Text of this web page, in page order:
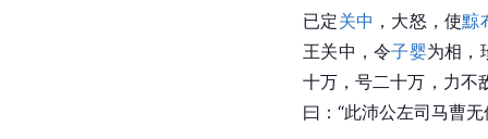
已定关中 ，大怒，使黥
王关中 ，令子婴为相，
十万，号二十万，力不
曰：“此沛公左司马曹